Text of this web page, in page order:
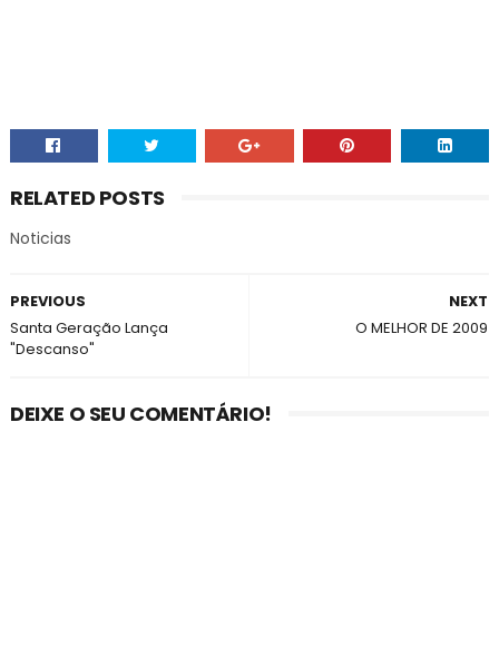
RELATED POSTS
Noticias
NEXT
O MELHOR DE 2009
PREVIOUS
Santa Geração Lança
"Descanso"
DEIXE O SEU COMENTÁRIO!